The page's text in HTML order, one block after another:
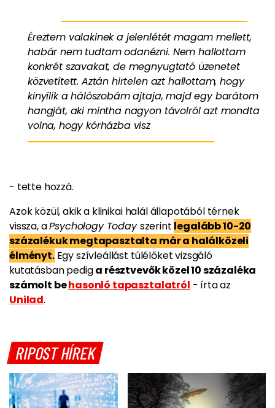
Éreztem valakinek a jelenlétét magam mellett,
habár nem tudtam odanézni. Nem hallottam
konkrét szavakat, de megnyugtató üzenetet
közvetített. Aztán hirtelen azt hallottam, hogy
kinyílik a hálószobám ajtaja, majd egy barátom
hangját, aki mintha nagyon távolról azt mondta
volna, hogy kórházba visz
- tette hozzá.
Azok közül, akik a klinikai halál állapotából térnek
vissza, aPsychology Todayszerint legalább 10-20
százalékuk megtapasztalta már a halálközeli
élményt.Egy szívleállást túlélőket vizsgáló
kutatásban pediga résztvevők közel 10 százaléka
számolt behasonló tapasztalatról - írta az
Unilad.
RIPOST HÍREK